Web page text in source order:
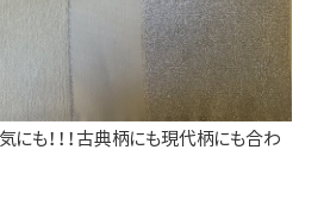
にも！！！古典柄にも現代柄にも合わ